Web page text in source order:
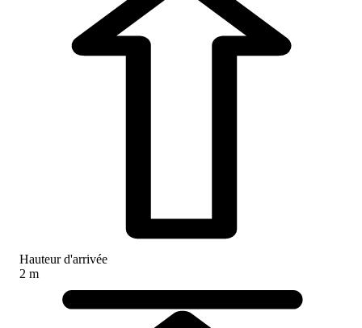
Hauteur d'arrivée
2 m